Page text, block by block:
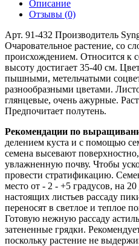
Описание
Отзывы (0)
Арт. 91-432 Производитель
Очаровательное растение, со
происхождением. Относится к
высоту достигает 35-40 см.
пышными, метельчатыми
разнообразными цветами.
глянцевые, очень ажурные.
Предпочитает полутень.
Рекомендации по
делением куста и с помощью
семена высевают
увлажненную почву. Чтобы
провести стратификацию.
место от - 2 - +5 градусов, на
настоящих листьев рассаду
переносят в светлое и теплое
Готовую нежную рассаду
затененные грядки.
поскольку растение не